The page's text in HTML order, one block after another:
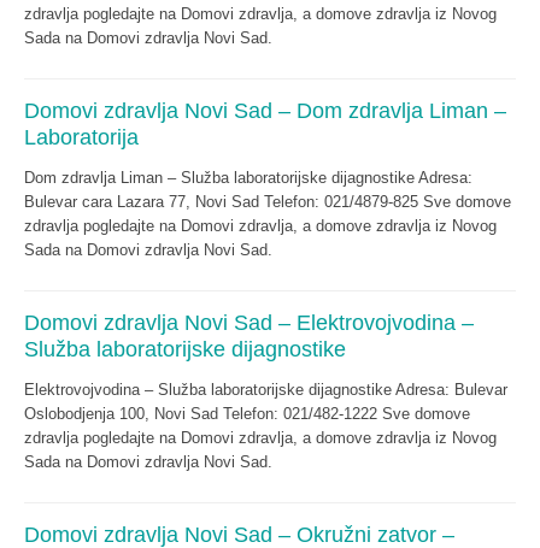
zdravlja pogledajte na Domovi zdravlja, a domove zdravlja iz Novog
Sada na Domovi zdravlja Novi Sad.
Domovi zdravlja Novi Sad – Dom zdravlja Liman –
Laboratorija
Dom zdravlja Liman – Služba laboratorijske dijagnostike Adresa:
Bulevar cara Lazara 77, Novi Sad Telefon: 021/4879-825 Sve domove
zdravlja pogledajte na Domovi zdravlja, a domove zdravlja iz Novog
Sada na Domovi zdravlja Novi Sad.
Domovi zdravlja Novi Sad – Elektrovojvodina –
Služba laboratorijske dijagnostike
Elektrovojvodina – Služba laboratorijske dijagnostike Adresa: Bulevar
Oslobodjenja 100, Novi Sad Telefon: 021/482-1222 Sve domove
zdravlja pogledajte na Domovi zdravlja, a domove zdravlja iz Novog
Sada na Domovi zdravlja Novi Sad.
Domovi zdravlja Novi Sad – Okružni zatvor –